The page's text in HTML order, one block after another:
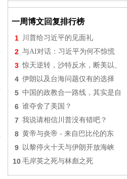
一周博文回复排行榜
1 川普给习近平的见面礼
2 与AI对话：习近平为何不惊慌
3 惊天逆转，沙特反水，断美以、
4 伊朗以及台海问题仅有的选择
5 中国的政教合一路线，其实是自
6 谁夺舍了美国？
7 我说请相信川普没有错吧？
8 黄帝与炎帝 - 来自巴比伦的东
9 以黎停火十天与伊朗开放海峡
10 毛岸英之死与林彪之死